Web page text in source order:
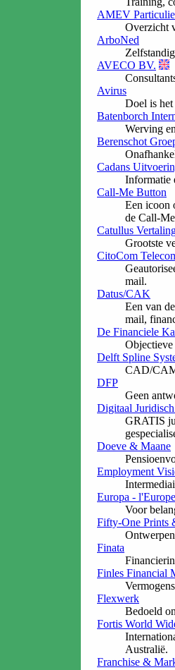
AMEV
Overzicht
ArboNed
AVECO BV.
Avirus
Doel is
Batenborch
Werving
Berenschot
Cadans
Informatie
Call-Me Button
Een icoon
de Call-
Catullus
Grootste
CitoCom
mail.
Datus/CAK
Een van
mail,
De Financiele
Objectieve
Delft Spline
CAD/
DFP
Geen
Digitaal
GRATIS
Doeve & Maane
Employment
Europa -
Voor
Fifty-One Prints
Finata
Finles Financial
Flexwerk
Bedoeld
Fortis World
Australië.
Franchise &